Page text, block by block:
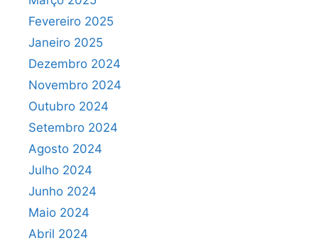
Fevereiro 2025
Janeiro 2025
Dezembro 2024
Novembro 2024
Outubro 2024
Setembro 2024
Agosto 2024
Julho 2024
Junho 2024
Maio 2024
Abril 2024